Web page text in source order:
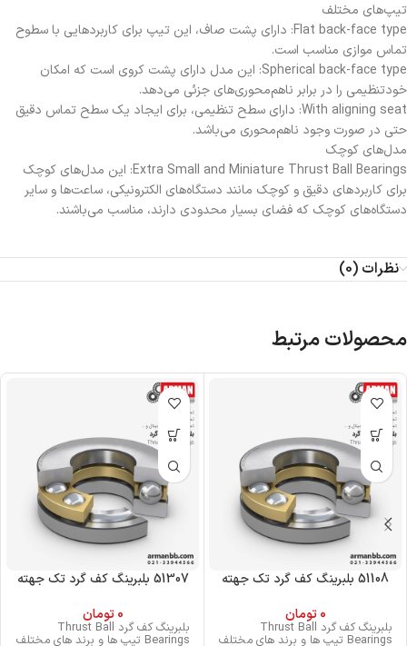
تیپ‌های مختلف
Flat back-face type: دارای پشت صاف، این تیپ برای کاربردهایی با سطوح
تماس موازی مناسب است.
Spherical back-face type: این مدل دارای پشت کروی است که امکان
خودتنظیمی را در برابر ناهم‌محوری‌های جزئی می‌دهد.
With aligning seat: دارای سطح تنظیمی، برای ایجاد یک سطح تماس دقیق
حتی در صورت وجود ناهم‌محوری می‌باشد.
مدل‌های کوچک
Extra Small and Miniature Thrust Ball Bearings: این مدل‌های کوچک
برای کاربردهای دقیق و کوچک مانند دستگاه‌های الکترونیکی، ساعت‌ها و سایر
دستگاه‌های کوچک که فضای بسیار محدودی دارند، مناسب می‌باشند.
نظرات (0)
محصولات مرتبط
51108 بلبرینگ کف گرد تک جهته
0 تومان
بلبرینگ کف گرد Thrust Ball
Bearings تیپ ها و برند های مختلف
51307 بلبرینگ کف گرد تک جهته
0 تومان
بلبرینگ کف گرد Thrust Ball
Bearings تیپ ها و برند های مختلف